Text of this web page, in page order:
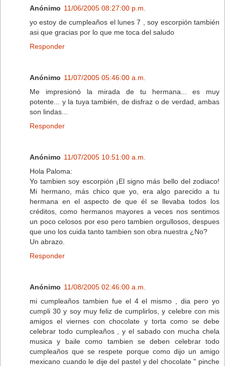
Anónimo 11/06/2005 08:27:00 p.m.
yo estoy de cumpleaños el lunes 7 , soy escorpión también
asi que gracias por lo que me toca del saludo
Responder
Anónimo 11/07/2005 05:46:00 a.m.
Me impresionó la mirada de tu hermana... es muy
potente... y la tuya también, de disfraz o de verdad, ambas
son lindas...
Responder
Anónimo 11/07/2005 10:51:00 a.m.
Hola Paloma:
Yo tambien soy escorpión ¡El signo más bello del zodiaco!
Mi hermano, más chico que yo, era algo parecido a tu
hermana en el aspecto de que él se llevaba todos los
créditos, como hermanos mayores a veces nos sentimos
un poco celosos por eso pero tambien orgullosos, despues
que uno los cuida tanto tambien son obra nuestra ¿No?
Un abrazo.
Responder
Anónimo 11/08/2005 02:46:00 a.m.
mi cumpleaños tambien fue el 4 el mismo , dia pero yo
cumpli 30 y soy muy feliz de cumplirlos, y celebre con mis
amigos el viernes con chocolate y torta como se debe
celebrar todo cumpleaños , y el sabado con mucha chela
musica y baile como tambien se deben celebrar todo
cumpleaños que se respete porque como dijo un amigo
mexicano cuando le dije del pastel y del chocolate " pinche